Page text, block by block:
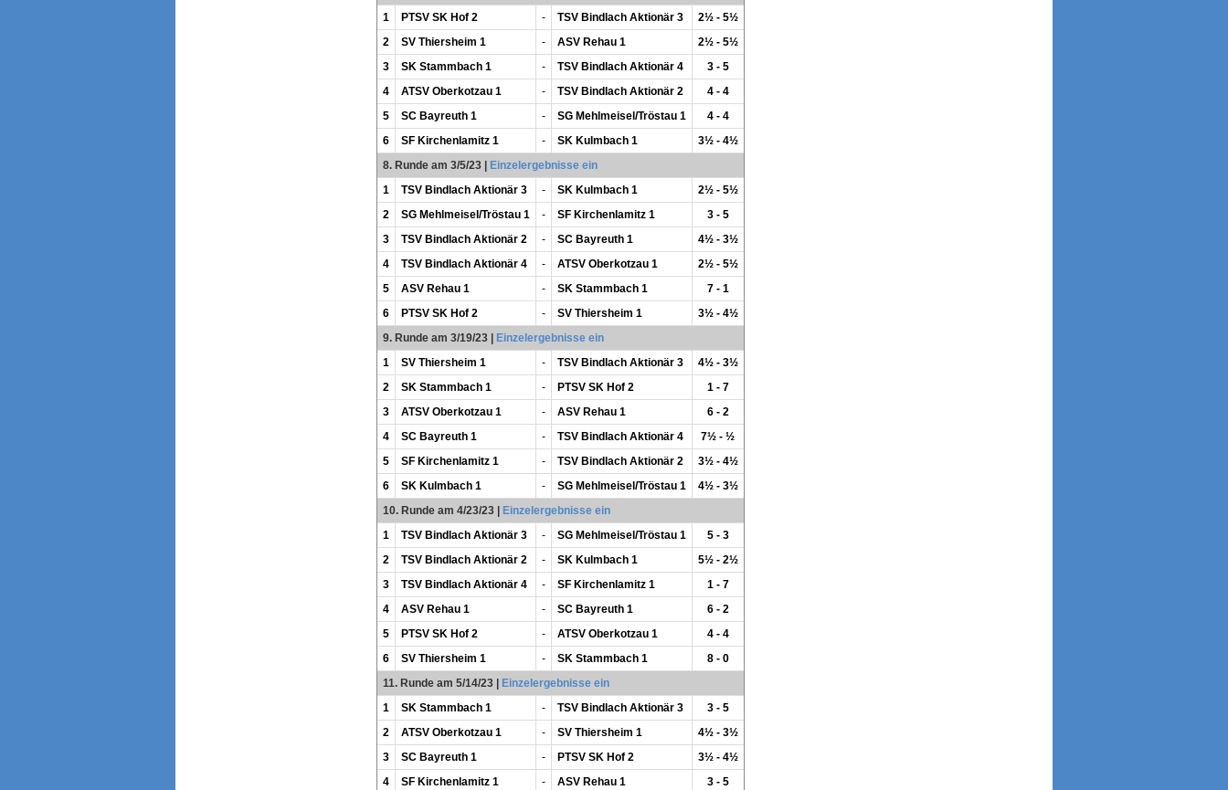
1
PTSV SK Hof 2 - TSV Bindlach Aktionär 3
2½ - 5½
2
SV Thiersheim 1 - ASV Rehau 1
2½ - 5½
3
SK Stammbach 1 - TSV Bindlach Aktionär 4
3 - 5
4
ATSV Oberkotzau 1 - TSV Bindlach Aktionär 2
4 - 4
5
SC Bayreuth 1 - SG Mehlmeisel/Tröstau 1
4 - 4
6
SF Kirchenlamitz 1 - SK Kulmbach 1
3½ - 4½
8. Runde am 3/5/23| Einzelergebnisse ein
1
TSV Bindlach Aktionär 3 - SK Kulmbach 1
2½ - 5½
2
SG Mehlmeisel/Tröstau 1 - SF Kirchenlamitz 1
3 - 5
3
TSV Bindlach Aktionär 2 - SC Bayreuth 1
4½ - 3½
4
TSV Bindlach Aktionär 4 - ATSV Oberkotzau 1
2½ - 5½
5
ASV Rehau 1 - SK Stammbach 1
7 - 1
6
PTSV SK Hof 2 - SV Thiersheim 1
3½ - 4½
9. Runde am 3/19/23| Einzelergebnisse ein
1
SV Thiersheim 1 - TSV Bindlach Aktionär 3
4½ - 3½
2
SK Stammbach 1 - PTSV SK Hof 2
1 - 7
3
ATSV Oberkotzau 1 - ASV Rehau 1
6 - 2
4
SC Bayreuth 1 - TSV Bindlach Aktionär 4
7½ - ½
5
SF Kirchenlamitz 1 - TSV Bindlach Aktionär 2
3½ - 4½
6
SK Kulmbach 1 - SG Mehlmeisel/Tröstau 1
4½ - 3½
10. Runde am 4/23/23| Einzelergebnisse ein
1
TSV Bindlach Aktionär 3 - SG Mehlmeisel/Tröstau 1
5 - 3
2
TSV Bindlach Aktionär 2 - SK Kulmbach 1
5½ - 2½
3
TSV Bindlach Aktionär 4 - SF Kirchenlamitz 1
1 - 7
4
ASV Rehau 1 - SC Bayreuth 1
6 - 2
5
PTSV SK Hof 2 - ATSV Oberkotzau 1
4 - 4
6
SV Thiersheim 1 - SK Stammbach 1
8 - 0
11. Runde am 5/14/23| Einzelergebnisse ein
1
SK Stammbach 1 - TSV Bindlach Aktionär 3
3 - 5
2
ATSV Oberkotzau 1 - SV Thiersheim 1
4½ - 3½
3
SC Bayreuth 1 - PTSV SK Hof 2
3½ - 4½
4
SF Kirchenlamitz 1 - ASV Rehau 1 3 - 5